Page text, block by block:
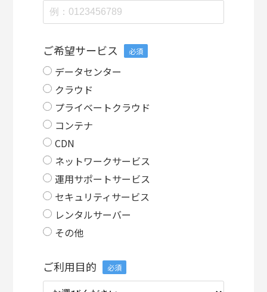
ご希望サービス 必須
データセンター
クラウド
プライベートクラウド
コンテナ
CDN
ネットワークサービス
運用サポートサービス
セキュリティサービス
レンタルサーバー
その他
ご利用目的 必須